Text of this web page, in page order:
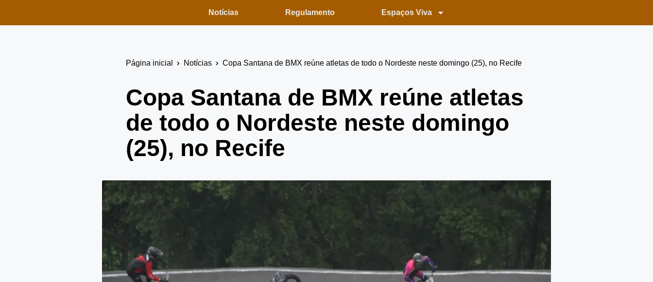
Notícias Regulamento Espaços Viva
Página inicial Notícias Copa Santana de BMX reúne atletas de todo o Nordeste neste domingo (25), no Recife
Copa Santana de BMX reúne atletas
de todo o Nordeste neste domingo
(25), no Recife